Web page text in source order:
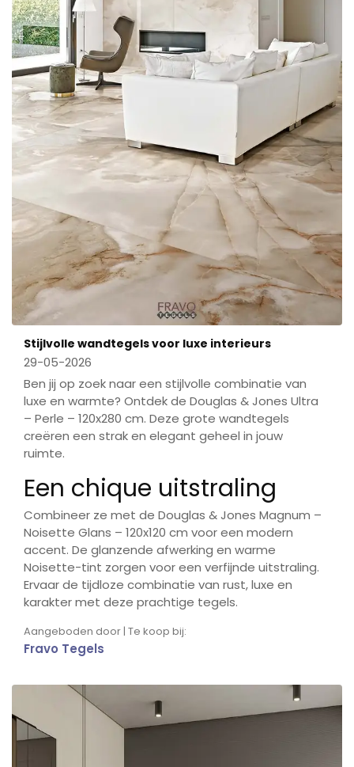
Stijlvolle wandtegels voor luxe interieurs
29-05-2026
Ben jij op zoek naar een stijlvolle combinatie van
luxe en warmte? Ontdek de Douglas & Jones Ultra
– Perle – 120x280 cm. Deze grote wandtegels
creëren een strak en elegant geheel in jouw
ruimte.
Een chique uitstraling
Combineer ze met de Douglas & Jones Magnum –
Noisette Glans – 120x120 cm voor een modern
accent. De glanzende afwerking en warme
Noisette-tint zorgen voor een verfijnde uitstraling.
Ervaar de tijdloze combinatie van rust, luxe en
karakter met deze prachtige tegels.
Aangeboden door | Te koop bij:
Fravo Tegels